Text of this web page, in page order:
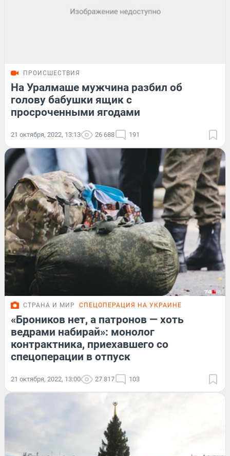
ПРОИСШЕСТВИЯ
На Уралмаше мужчина разбил об
голову бабушки ящик с
просроченными ягодами
21 октября, 2022, 13:13 26 688 191
СТРАНА И МИР СПЕЦОПЕРАЦИЯ НА УКРАИНЕ
«Броников нет, а патронов — хоть
ведрами набирай»: монолог
контрактника, приехавшего со
спецоперации в отпуск
21 октября, 2022, 13:00 27 817 103